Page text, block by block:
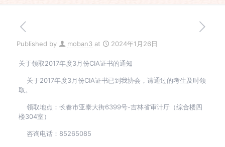
Published by moban3 at 2024年1月26日
关于领取2017年度3月份CIA证书的通知
关于2017年度3月份CIA证书已到我协会，请通过的考生及时领
取。
领取地点：长春市亚泰大街6399号-吉林省审计厅（综合楼四
楼304室）
咨询电话：85265085